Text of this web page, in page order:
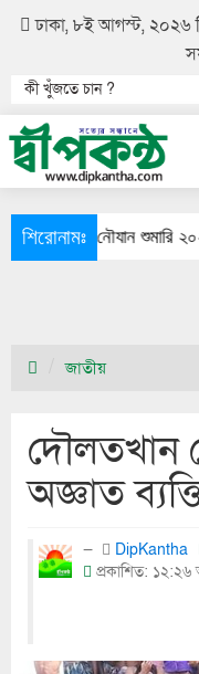
ঢাকা, ৮ই আগস্ট, ২০২৬
শিরোনামঃনৌযান শুমারি ২০২৬’
জাতীয়
দৌলতখান
অজ্ঞাত
DipKantha
প্রকাশিত: ১২:২৬